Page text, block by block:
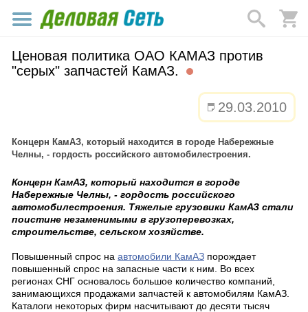
Ценовая политика ОАО КАМАЗ против
"серых" запчастей КамАЗ.
29.03.2010
Концерн КамАЗ, который находится в городе Набережные
Челны, - гордость российского автомобилестроения.
Концерн КамАЗ, который находится в городе
Набережные Челны, - гордость российского
автомобилестроения. Тяжелые грузовики КамАЗ стали
поистине незаменимыми в грузоперевозках,
строительстве, сельском хозяйстве.
Повышенный спрос на автомобили КамАЗ порождает
повышенный спрос на запасные части к ним. Во всех
регионах СНГ основалось большое количество компаний,
занимающихся продажами запчастей к автомобилям КамАЗ.
Каталоги некоторых фирм насчитывают до десяти тысяч